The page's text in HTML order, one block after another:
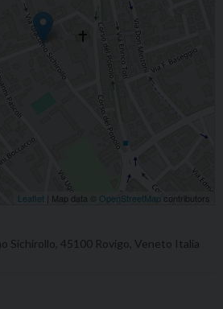
Leaflet | Map data © OpenStreetMap contributors
Sichirollo, 45100 Rovigo, Veneto Italia